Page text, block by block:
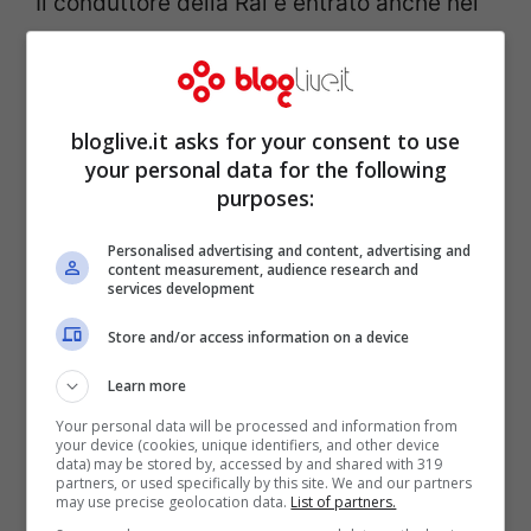
televisivo molto seguito sul suo blog.
Maggio ha riportato parte del dialogo
avvenuto ieri in trasmissione conSerena
bloglive.it asks for your consent to use
your personal data for the following
purposes:
Personalised advertising and content, advertising and
content measurement, audience research and
services development
Store and/or access information on a device
Learn more
Your personal data will be processed and information from
your device (cookies, unique identifiers, and other device
data) may be stored by, accessed by and shared with 319
partners, or used specifically by this site. We and our partners
may use precise geolocation data. List of partners.